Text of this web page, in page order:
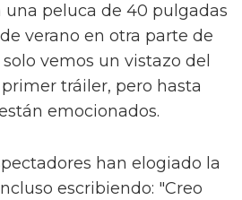
una peluca de 40 pulgadas
verano en otra parte de
vemos un vistazo del
tráiler, pero hasta
emocionados.
han elogiado la
escribiendo: "Creo